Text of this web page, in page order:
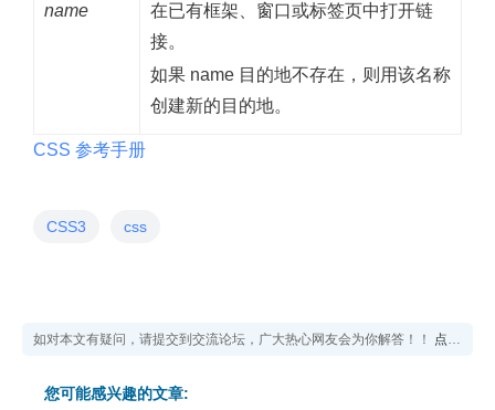
name
在已有框架、窗口或标签页中打开链
接。
如果 name 目的地不存在，则用该名称
创建新的目的地。
CSS 参考手册
CSS3 css
如对本文有疑问，请提交到交流论坛，广大热心网友会为你解答！！ 点击进入论坛
您可能感兴趣的文章: